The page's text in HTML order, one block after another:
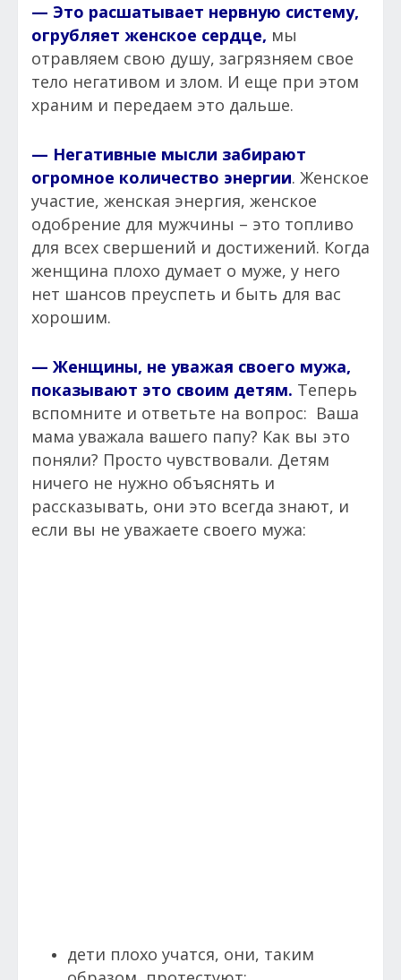
— Это расшатывает нервную систему,
огрубляет женское сердце, мы
отравляем свою душу, загрязняем свое
тело негативом и злом. И еще при этом
храним и передаем это дальше.
— Негативные мысли забирают
огромное количество энергии. Женское
участие, женская энергия, женское
одобрение для мужчины – это топливо
для всех свершений и достижений. Когда
женщина плохо думает о муже, у него
нет шансов преуспеть и быть для вас
хорошим.
— Женщины, не уважая своего мужа,
показывают это своим детям. Теперь
вспомните и ответьте на вопрос: Ваша
мама уважала вашего папу? Как вы это
поняли? Просто чувствовали. Детям
ничего не нужно объяснять и
рассказывать, они это всегда знают, и
если вы не уважаете своего мужа:
дети плохо учатся, они, таким